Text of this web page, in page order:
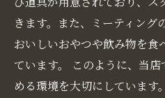
きます。また、ミーティング
おいしいおやつや飲み物を食
ています。 このように、当
める環境を大切にしています